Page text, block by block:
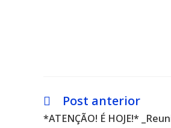
Leia
artigos
Post anterior
*ATENÇÃO! É HOJE!*